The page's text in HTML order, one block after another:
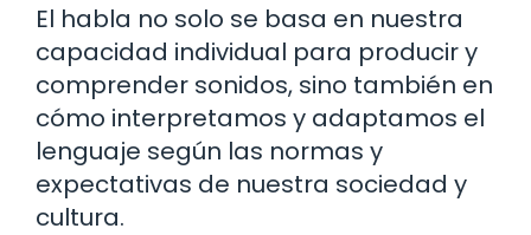
El habla no solo se basa en nuestra
capacidad individual para producir y
comprender sonidos, sino también en
cómo interpretamos y adaptamos el
lenguaje según las normas y
expectativas de nuestra sociedad y
cultura.